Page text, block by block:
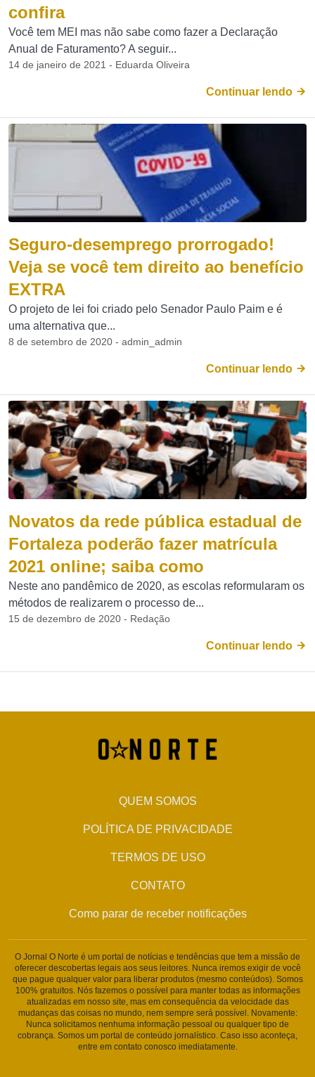
confira
Você tem MEI mas não sabe como fazer a Declaração
Anual de Faturamento? A seguir...
14 de janeiro de 2021 - Eduarda Oliveira
Continuar lendo
Seguro-desemprego prorrogado!
Veja se você tem direito ao benefício
EXTRA
O projeto de lei foi criado pelo Senador Paulo Paim e é
uma alternativa que...
8 de setembro de 2020 - admin_admin
Continuar lendo
Novatos da rede pública estadual de
Fortaleza poderão fazer matrícula
2021 online; saiba como
Neste ano pandêmico de 2020, as escolas reformularam os
métodos de realizarem o processo de...
15 de dezembro de 2020 - Redação
Continuar lendo
QUEM SOMOS
POLÍTICA DE PRIVACIDADE
TERMOS DE USO
CONTATO
Como parar de receber notificações
O Jornal O Norte é um portal de notícias e tendências que tem a missão de
oferecer descobertas legais aos seus leitores. Nunca iremos exigir de você
que pague qualquer valor para liberar produtos (mesmo conteúdos). Somos
100% gratuitos. Nós fazemos o possível para manter todas as informações
atualizadas em nosso site, mas em consequência da velocidade das
mudanças das coisas no mundo, nem sempre será possível. Novamente:
Nunca solicitamos nenhuma informação pessoal ou qualquer tipo de
cobrança. Somos um portal de conteúdo jornalístico. Caso isso aconteça,
entre em contato conosco imediatamente.